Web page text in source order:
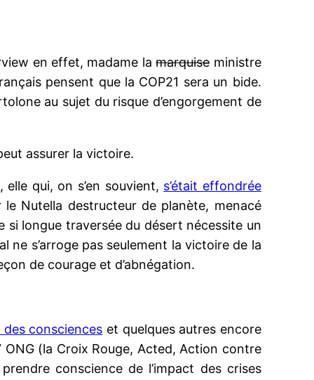
en effet, madame lamarquiseministre
pensent que la COP21 sera un bide.
au sujet du risque d’engorgement de
assurer la victoire.
qui, on s’en souvient, s’était effondrée
Nutella destructeur de planète, menacé
si longue traversée du désert nécessite un
ne s’arroge pas seulement la victoire de la
de courage et d’abnégation.
des consciences et quelques autres encore
(la Croix Rouge, Acted, Action contre
conscience de l’impact des crises